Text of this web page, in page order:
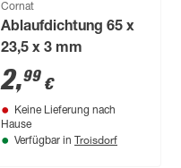
Cornat
Ablaufdichtung 65 x
23,5 x 3 mm
2,99 €
Keine Lieferung nach
Hause
Verfügbar in Troisdorf